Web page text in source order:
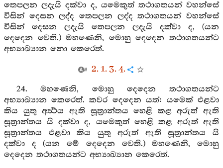
තෙපලන ලදැයි දක්වා ද, යමෙකුත් තථාගතයන් වහන්සේ
විසින් දෙසන ලද්ද තෙපලන ලද්ද තථාගතයන් වහන්සේ
විසින් දෙසන ලදැයි තෙපලන ලදැයි දක්වා ද, (යන
දෙදෙන වෙති.) මහණෙනි, මොහු දෙදෙන තථාගතයන්ට
අභ්‍යාඛ්‍යාන නො කෙරෙත්.
2. 1. 3. 4.
24. මහණෙනි, මොහු දෙදෙන තථාගතයන්ට
අභ්‍යාඛ්‍යාන කෙරෙත්. කවර දෙදෙන යත්: යමෙක් එළවා
කිය යුතු අර්‍ත්‍ථය ඇති සූත්‍රාන්තය හෙළි කළ අරුත් ඇති
සූත්‍රාන්තය යි දක්වා ද, යමෙකුත් හෙළි කළ අරුත් ඇති
සූත්‍රාන්තය එළවා කිය යුතු අරුත් ඇති සූත්‍රාන්තය යි
දක්වා ද (යන මේ දෙදෙන වෙති.) මහණෙනි, මොහු
දෙදෙන තථාගතයන්ට අභ්‍යාඛ්‍යාන කෙරෙත්.